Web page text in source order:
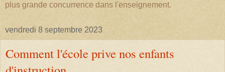
plus grande concurrence dans l'enseignement.
vendredi 8 septembre 2023
Comment l'école prive nos enfants